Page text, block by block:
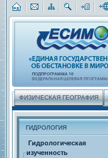
ФИЗИЧЕСКАЯ ГЕОГРАФИЯ
ГИДРОЛОГИЯ
Гидрологическая
изученность